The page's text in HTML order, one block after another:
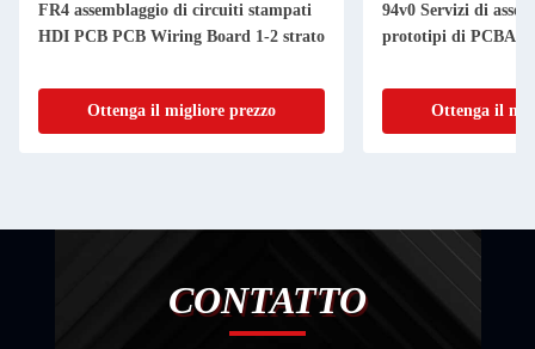
FR4 assemblaggio di circuiti stampati
HDI PCB PCB Wiring Board 1-2 strato
Ottenga il migliore prezzo
94v0 Servizi di
prototipi di PCBA
Ottenga il
CONTATTO